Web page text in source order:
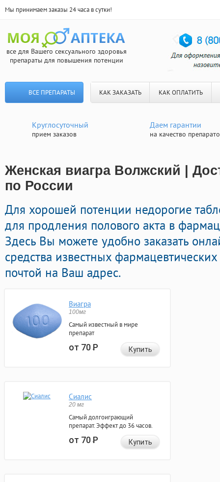
Мы принимаем заказы 24 часа в сутки!
все для Вашего сексуального здоровья
препараты для повышения потенции
ВСЕ ПРЕПАРАТЫ КАК ЗАКАЗАТЬ КАК ОПЛАТИТЬ
Круглосуточный
прием заказов
Даем гарантии
на качество
Женская виагра Волжский |
по России
Для хорошей потенции недорогие
для продления полового акта в
Здесь Вы можете удобно заказать
средства известных
почтой на Ваш адрес.
Виагра
100мг
Самый известный в мире
препарат
от 70Р Купить
Сиалис
20 мг
Самый долгоиграющий
препарат. Эффект до 36 часов.
от 70Р Купить